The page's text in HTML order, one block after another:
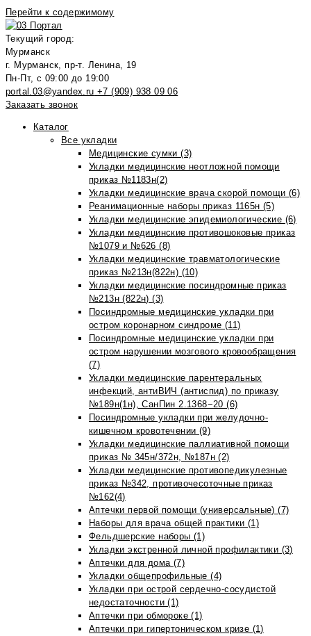
Перейти к содержимому
Текущий город:
Мурманск
г. Мурманск, пр-т. Ленина, 19
Пн-Пт, с 09:00 до 19:00
portal.03@yandex.ru +7 (909) 938 09 06
Заказать звонок
Каталог
Все укладки
Медицинские сумки (3)
Укладки медицинские неотложной помощи
приказ №1183н(2)
Укладки медицинские врача скорой помощи (6)
Реанимационные наборы приказ 1165н (5)
Укладки медицинские эпидемиологические (6)
Укладки медицинские противошоковые приказ
№1079 и №626 (8)
Укладки медицинские травматологические
приказ №213н(822н) (10)
Укладки медицинские посиндромные приказ
№213н (822н) (3)
Посиндромные медицинские укладки при
остром коронарном синдроме (11)
Посиндромные медицинские укладки при
остром нарушении мозгового кровообращения
(7)
Укладки медицинские парентеральных
инфекций, антиВИЧ (антиспид) по приказу
№189н(1н), СанПин 2.1368−20 (6)
Посиндромные укладки при желудочно-
кишечном кровотечении (9)
Укладки медицинские паллиативной помощи
приказ № 345н/372н, №187н (2)
Укладки медицинские противопедикулезные
приказ №342, противочесоточные приказ
№162(4)
Аптечки первой помощи (универсальные) (7)
Наборы для врача общей практики (1)
Фельдшерские наборы (1)
Укладки экстренной личной профилактики (3)
Аптечки для дома (7)
Укладки общепрофильные (4)
Укладки при острой сердечно-сосудистой
недостаточности (1)
Аптечки при обмороке (1)
Аптечки при гипертоническом кризе (1)